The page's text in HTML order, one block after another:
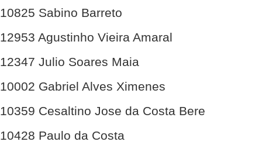
10825 Sabino Barreto
12953 Agustinho Vieira Amaral
12347 Julio Soares Maia
10002 Gabriel Alves Ximenes
10359 Cesaltino Jose da Costa Bere
10428 Paulo da Costa